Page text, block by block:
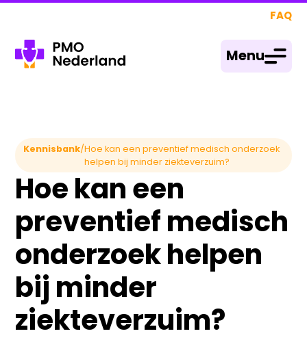
FAQ
Menu
Kennisbank/Hoe kan een preventief medisch onderzoek
helpen bij minder ziekteverzuim?
Hoe kan een
preventief medisch
onderzoek helpen
bij minder
ziekteverzuim?